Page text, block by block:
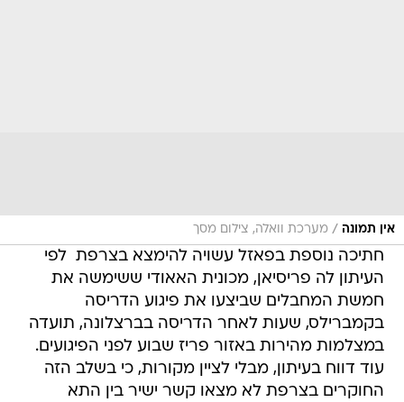
אין תמונה / מערכת וואלה, צילום מסך
חתיכה נוספת בפאזל עשויה להימצא בצרפת  לפי
העיתון לה פריסיאן, מכונית האאודי ששימשה את
חמשת המחבלים שביצעו את פיגוע הדריסה
בקמברילס, שעות לאחר הדריסה בברצלונה, תועדה
במצלמות מהירות באזור פריז שבוע לפני הפיגועים.
עוד דווח בעיתון, מבלי לציין מקורות, כי בשלב הזה
החוקרים בצרפת לא מצאו קשר ישיר בין התא